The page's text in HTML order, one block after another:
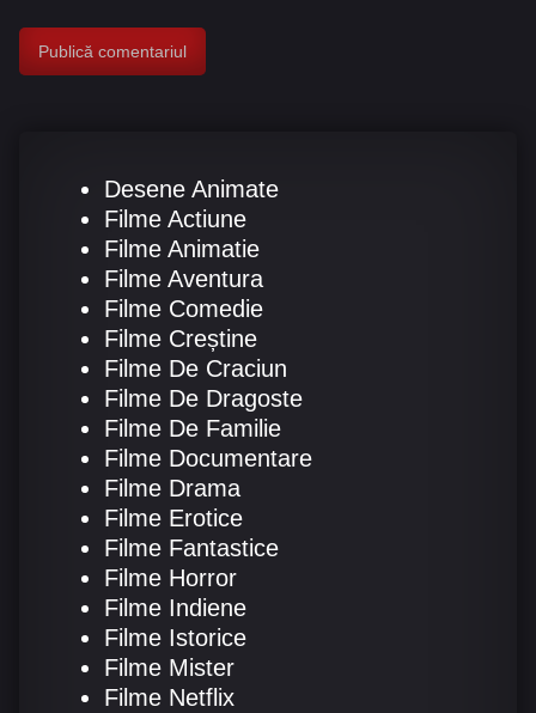
Desene Animate
Filme Actiune
Filme Animatie
Filme Aventura
Filme Comedie
Filme Creștine
Filme De Craciun
Filme De Dragoste
Filme De Familie
Filme Documentare
Filme Drama
Filme Erotice
Filme Fantastice
Filme Horror
Filme Indiene
Filme Istorice
Filme Mister
Filme Netflix